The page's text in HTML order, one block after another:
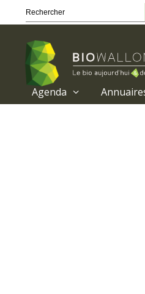
Agenda